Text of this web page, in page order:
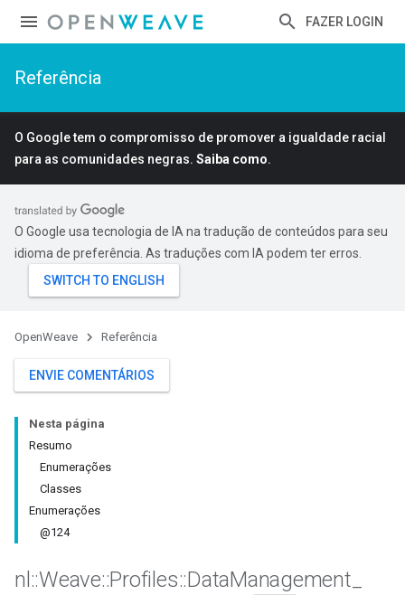
FAZER LOGIN
Referência
O Google tem o compromisso de promover a igualdade racial
para as comunidades negras. Saiba como.
O Google usa tecnologia de IA na tradução de conteúdos para seu
idioma de preferência. As traduções com IA podem ter erros.
OpenWeave Referência
ENVIE COMENTÁRIOS
Nesta página
Resumo
Enumerações
Classes
Enumerações
@124
nl ::Weave::Profiles::DataManagement